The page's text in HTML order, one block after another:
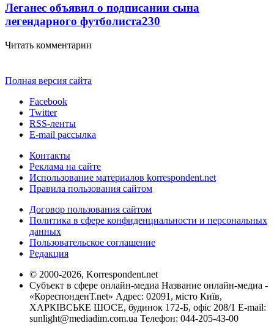
Леганес объявил о подписании сына
легендарного футболиста230
Читать комментарии
Полная версия сайта
Facebook
Twitter
RSS-ленты
E-mail рассылка
Контакты
Реклама на сайте
Использование материалов korrespondent.net
Правила пользования сайтом
Договор пользования сайтом
Политика в сфере конфиденциальности и персональных
данных
Пользовательское соглашение
Редакция
© 2000-2026, Korrespondent.net
Субъект в сфере онлайн-медиа Название онлайн-медиа -
«КореспонденТ.net» Адрес: 02091, місто Київ,
ХАРКІВСЬКЕ ШОСЕ, будинок 172-Б, офіс 208/1 E-mail:
sunlight@mediadim.com.ua Телефон: 044-205-43-00